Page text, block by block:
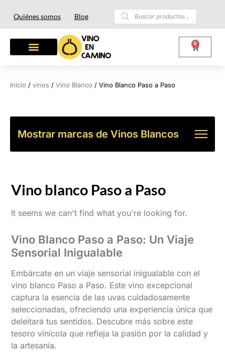
Quiénes somos Blog
0
Inicio / vinos / Vino Blanco / Vino Blanco Paso a Paso
Mostrar marcas de Vinos Blancos
Vino blanco Paso a Paso
It seems we can't find what you're looking for.
Vino Blanco Paso a Paso: Un Viaje
Sensorial Inigualable
Embárcate en un viaje sensorial inigualable con el
vino blanco Paso a Paso. Este vino excepcional
captura la esencia de las uvas cuidadosamente
seleccionadas, ofreciendo una experiencia única que
deleitará tus sentidos. Descubre más sobre este
tesoro vinícola que refleja la pasión por la calidad y
la artesanía.